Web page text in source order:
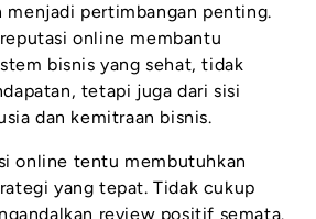
menjadi pertimbangan penting.
online membantu
bisnis yang sehat, tidak
tetapi juga dari sisi
dan kemitraan bisnis.
online tentu membutuhkan
yang tepat. Tidak cukup
review positif semata.